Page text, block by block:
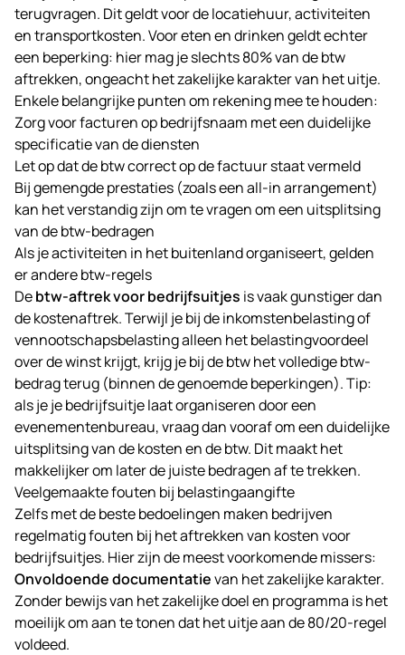
terugvragen. Dit geldt voor de locatiehuur, activiteiten
en transportkosten. Voor eten en drinken geldt echter
een beperking: hier mag je slechts 80% van de btw
aftrekken, ongeacht het zakelijke karakter van het uitje.
Enkele belangrijke punten om rekening mee te houden:
Zorg voor facturen op bedrijfsnaam met een duidelijke
specificatie van de diensten
Let op dat de btw correct op de factuur staat vermeld
Bij gemengde prestaties (zoals een all-in arrangement)
kan het verstandig zijn om te vragen om een uitsplitsing
van de btw-bedragen
Als je activiteiten in het buitenland organiseert, gelden
er andere btw-regels
Debtw-aftrek voor bedrijfsuitjes is vaak gunstiger dan
de kostenaftrek. Terwijl je bij de inkomstenbelasting of
vennootschapsbelasting alleen het belastingvoordeel
over de winst krijgt, krijg je bij de btw het volledige btw-
bedrag terug (binnen de genoemde beperkingen). Tip:
als je je bedrijfsuitje laat organiseren door een
evenementenbureau, vraag dan vooraf om een duidelijke
uitsplitsing van de kosten en de btw. Dit maakt het
makkelijker om later de juiste bedragen af te trekken.
Veelgemaakte fouten bij belastingaangifte
Zelfs met de beste bedoelingen maken bedrijven
regelmatig fouten bij het aftrekken van kosten voor
bedrijfsuitjes. Hier zijn de meest voorkomende missers:
Onvoldoende documentatievan het zakelijke karakter.
Zonder bewijs van het zakelijke doel en programma is het
moeilijk om aan te tonen dat het uitje aan de 80/20-regel
voldeed.